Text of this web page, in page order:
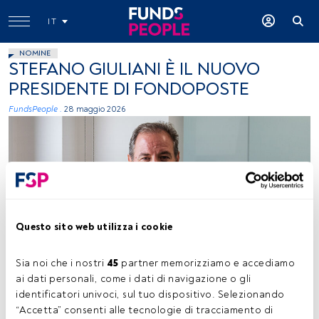
Questo sito web utilizza i cookie
Sia noi che i nostri 45 partner memorizziamo e accediamo
ai dati personali, come i dati di navigazione o gli
identificatori univoci, sul tuo dispositivo. Selezionando
“Accetta” consenti alle tecnologie di tracciamento di
IT
NOMINE
STEFANO GIULIANI È IL NUOVO
PRESIDENTE DI FONDOPOSTE
FundsPeople . 28 maggio 2026
Tempo di lettura: 1 min.